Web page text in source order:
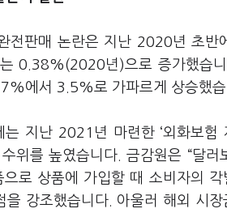
전판매 논란은 지난 2020년 초
0.38%(2020년)으로 증가했습
에서 3.5%로 가파르게 상승했습
지난 2021년 마련한 ‘외화보
위를 높였습니다. 금감원은 “달
로 상품에 가입할 때 소비자의
을 강조했습니다. 아울러 해외 시